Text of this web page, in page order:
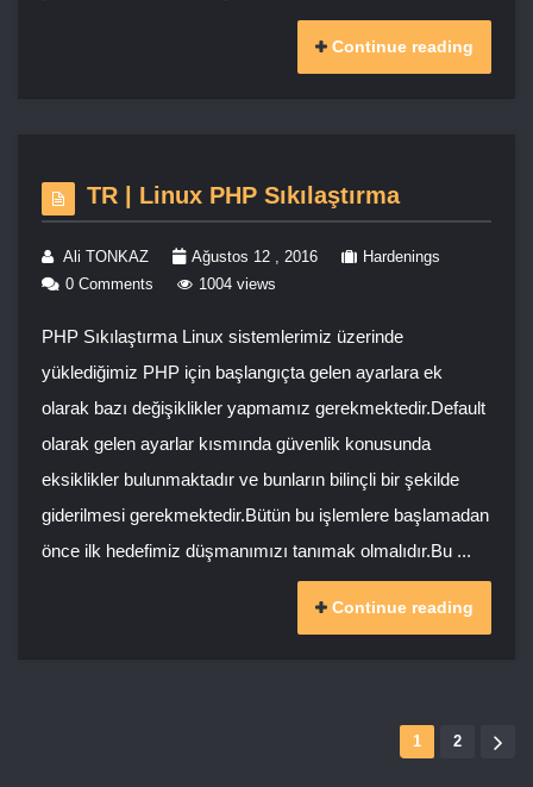
Continue reading
TR | Linux PHP Sıkılaştırma
Ali TONKAZ Ağustos 12 , 2016
Hardenings
0 Comments
1004 views
PHP Sıkılaştırma Linux sistemlerimiz üzerinde
yüklediğimiz PHP için başlangıçta gelen ayarlara ek
olarak bazı değişiklikler yapmamız gerekmektedir.Default
olarak gelen ayarlar kısmında güvenlik konusunda
eksiklikler bulunmaktadır ve bunların bilinçli bir şekilde
giderilmesi gerekmektedir.Bütün bu işlemlere başlamadan
önce ilk hedefimiz düşmanımızı tanımak olmalıdır.Bu ...
Continue reading
1 2